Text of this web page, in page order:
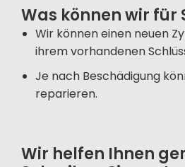
Was können wir für
Wir können einen neuen
ihrem vorhandenen
Je nach Beschädigung
reparieren.
Wir helfen Ihnen